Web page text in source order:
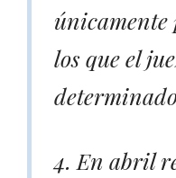
únicamente
los que el
4. En abril